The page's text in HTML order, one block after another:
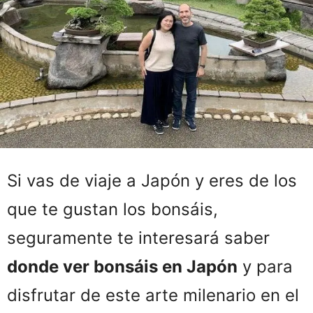
Si vas de viaje a Japón y eres de los
que te gustan los bonsáis,
seguramente te interesará saber
donde ver bonsáis en Japón y para
disfrutar de este arte milenario en el